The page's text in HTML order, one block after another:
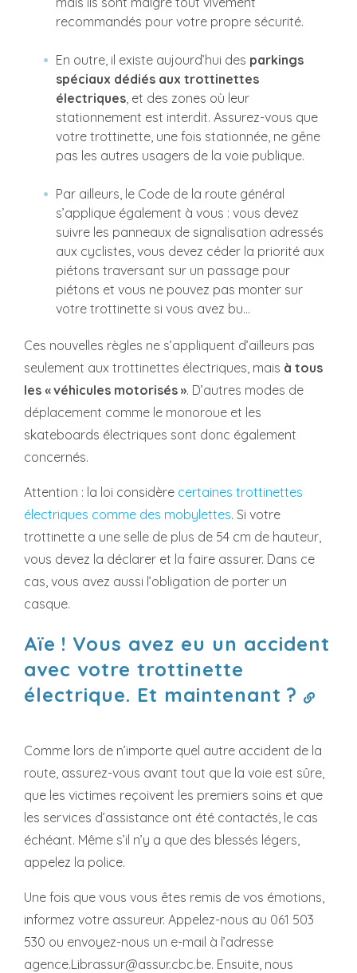
recommandés pour votre propre sécurité.
En outre, il existe aujourd’hui des parkings
spéciaux dédiés aux trottinettes
électriques , et des zones où leur
stationnement est interdit. Assurez-vous que
votre trottinette, une fois stationnée, ne gêne
pas les autres usagers de la voie publique.
Par ailleurs, le Code de la route général
s’applique également à vous : vous devez
suivre les panneaux de signalisation adressés
aux cyclistes, vous devez céder la priorité aux
piétons traversant sur un passage pour
piétons et vous ne pouvez pas monter sur
votre trottinette si vous avez bu...
Ces nouvelles règles ne s’appliquent d’ailleurs pas
seulement aux trottinettes électriques, mais à tous
les « véhicules motorisés ». D’autres modes de
déplacement comme le monoroue et les
skateboards électriques sont donc également
concernés.
Attention : la loi considère certaines trottinettes
électriques comme des mobylettes. Si votre
trottinette a une selle de plus de 54 cm de hauteur,
vous devez la déclarer et la faire assurer. Dans ce
cas, vous avez aussi l’obligation de porter un
casque.
Aïe ! Vous avez eu un accident
avec votre trottinette
électrique. Et maintenant ?
Comme lors de n’importe quel autre accident de la
route, assurez-vous avant tout que la voie est sûre,
que les victimes reçoivent les premiers soins et que
les services d’assistance ont été contactés, le cas
échéant. Même s’il n’y a que des blessés légers,
appelez la police.
Une fois que vous vous êtes remis de vos émotions,
informez votre assureur. Appelez-nous au 061 503
530 ou envoyez-nous un e-mail à l’adresse
agence.Librassur@assur.cbc.be. Ensuite, nous